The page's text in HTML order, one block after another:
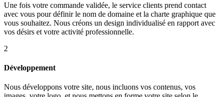
Une fois votre commande validée, le service clients prend contact
avec vous pour définir le nom de domaine et la charte graphique que
vous souhaitez. Nous créons un design individualisé en rapport avec
vos désirs et votre activité professionnelle.
2
Développement
Nous développons votre site, nous incluons vos contenus, vos